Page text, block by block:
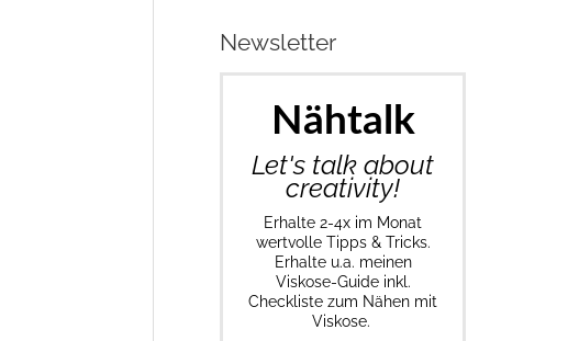
Newsletter
Nähtalk
Let's talk about
creativity!
Erhalte 2-4x im Monat
wertvolle Tipps & Tricks.
Erhalte u.a. meinen
Viskose-Guide inkl.
Checkliste zum Nähen mit
Viskose.